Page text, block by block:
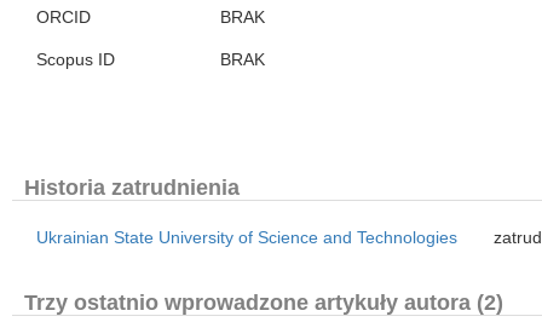
ORCID BRAK
Scopus ID BRAK
Historia zatrudnienia
Ukrainian State University of Science and Technologies
Trzy ostatnio wprowadzone artykuły autora (2)